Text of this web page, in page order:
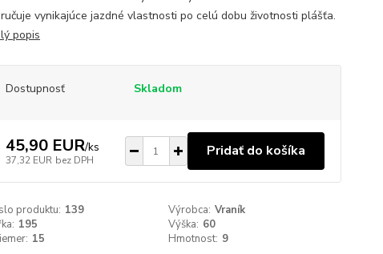
vynikajúce jazdné vlastnosti po celú dobu životnosti plášťa.
popis
Dostupnosť Skladom
45,90 EUR/ks
37,32 EUR bez DPH
Pridať do košíka
produktu: 139 Výrobca: Vraník
195 Výška: 60
15 Hmotnost: 9